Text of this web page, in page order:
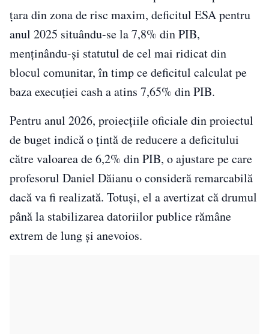
țara din zona de risc maxim, deficitul ESA pentru
anul 2025 situându-se la 7,8% din PIB,
menținându-și statutul de cel mai ridicat din
blocul comunitar, în timp ce deficitul calculat pe
baza execuției cash a atins 7,65% din PIB.
Pentru anul 2026, proiecțiile oficiale din proiectul
de buget indică o țintă de reducere a deficitului
către valoarea de 6,2% din PIB, o ajustare pe care
profesorul Daniel Dăianu o consideră remarcabilă
dacă va fi realizată. Totuși, el a avertizat că drumul
până la stabilizarea datoriilor publice rămâne
extrem de lung și anevoios.